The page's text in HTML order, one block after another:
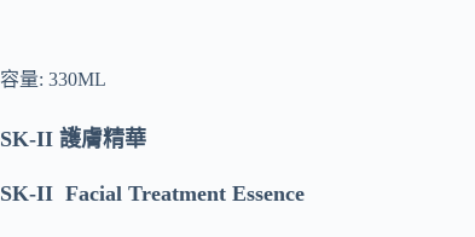
容量: 330ML
SK-II 護膚精華
SK-II Facial Treatment Essence